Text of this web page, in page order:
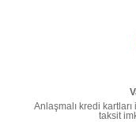
Anlaşmalı kredi kartları
taksit